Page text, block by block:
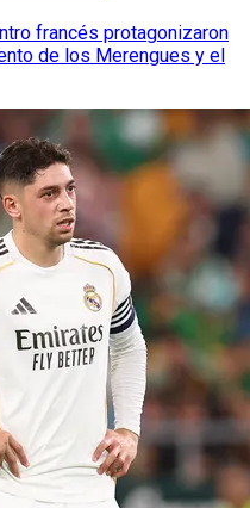
francés protagonizaron
de los Merengues y el